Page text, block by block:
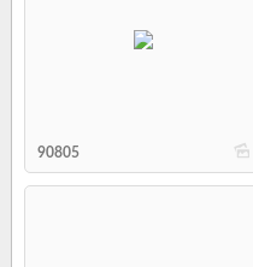
b
90805